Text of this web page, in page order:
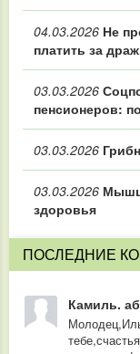
04.03.2026 Не
платить за
03.03.2026
пенсионеров:
03.03.2026
03.03.2026
здоровья
ПОСЛЕДНИЕ
Камиль.